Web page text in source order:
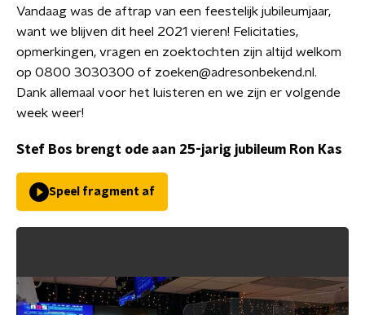
Vandaag was de aftrap van een feestelijk jubileumjaar,
want we blijven dit heel 2021 vieren! Felicitaties,
opmerkingen, vragen en zoektochten zijn altijd welkom
op 0800 3030300 of zoeken@adresonbekend.nl.
Dank allemaal voor het luisteren en we zijn er volgende
week weer!
Stef Bos brengt ode aan 25-jarig jubileum Ron Kas
Speel fragment af